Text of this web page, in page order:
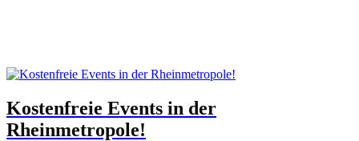
Kostenfreie Events in der
Rheinmetropole!